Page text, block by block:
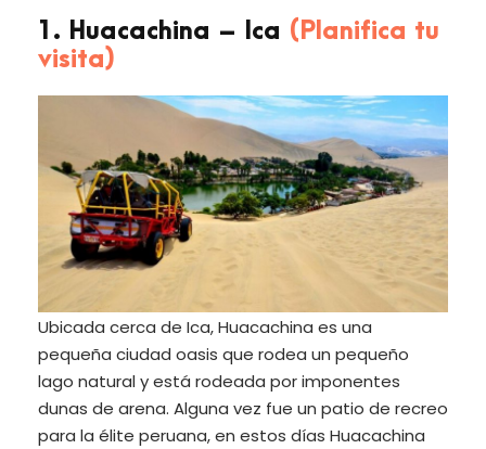
1. Huacachina – Ica (Planifica tu
visita)
Ubicada cerca de Ica, Huacachina es una
pequeña ciudad oasis que rodea un pequeño
lago natural y está rodeada por imponentes
dunas de arena. Alguna vez fue un patio de recreo
para la élite peruana, en estos días Huacachina